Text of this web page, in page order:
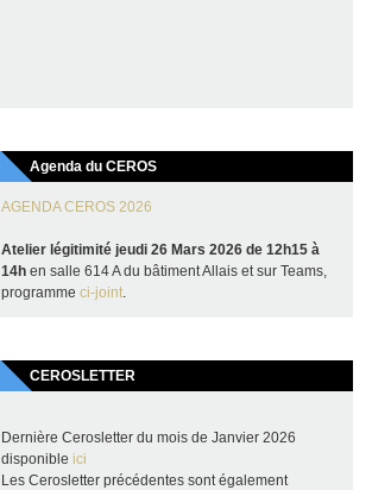
Agenda du CEROS
AGENDA CEROS 2026
Atelier légitimité jeudi 26 Mars 2026 de 12h15 à
14h en salle 614 A du bâtiment Allais et sur Teams,
programme ci-joint.
CEROSLETTER
Dernière Cerosletter du mois de Janvier 2026
disponible ici
Les Cerosletter précédentes sont également